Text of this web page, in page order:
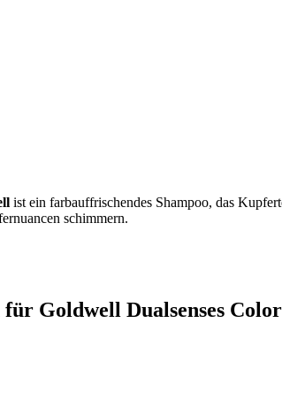
ist ein farbauffrischendes Shampoo, das
schimmern.
Goldwell Dualsenses